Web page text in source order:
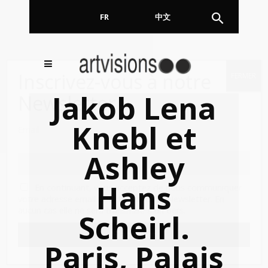
FR 中文
Jakob Lena
Knebl et
Ashley
Hans
Scheirl.
Paris, Palais
Inscrivez-vous à notre
Newsletter !
En continuant, vous acceptez de nous communiquer
votre adresse email pour l’envoi de la Newsletter. En
aucun cas elle ne sera transmise à un tiers.